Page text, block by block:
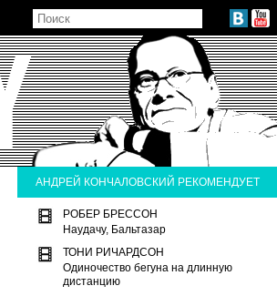
АНДРЕЙ КОНЧАЛОВСКИЙ РЕКОМЕНДУЕТ
РОБЕР БРЕССОН
Наудачу, Бальтазар
ТОНИ РИЧАРДСОН
Одиночество бегуна на длинную
дистанцию